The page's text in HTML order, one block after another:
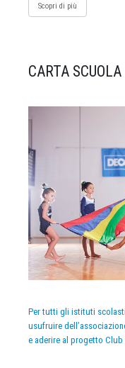
Scopri di più
CARTA SCUOLA
Per tutti gli istituti
usufruire
e aderire al progetto Club